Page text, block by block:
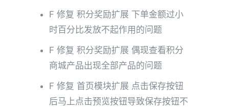
F 修复 积分奖励扩展 下单金额过小
时百分比发放不起作用的问题
F 修复 积分奖励扩展 偶现查看积分
商城产品出现全部产品的问题
F 修复 首页模块扩展 点击保存按钮
后马上点击预览按钮导致保存按钮不